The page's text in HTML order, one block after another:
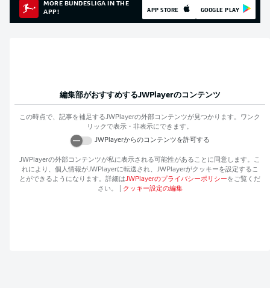
MORE BUNDESLIGA IN THE
APP!
APP STORE GOOGLE PLAY
編集部がおすすめするJWPlayerのコンテンツ
この時点で、記事を補足するJWPlayerの外部コンテンツが見つかります。ワンク
リックで表示・非表示にできます。
JWPlayerからのコンテンツを許可する
JWPlayerの外部コンテンツが私に表示される可能性があることに同意します。こ
れにより、個人情報がJWPlayerに転送され、 JWPlayerがクッキーを設定するこ
とができるようになります。詳細はJWPlayerのプライバシーポリシーをご覧くだ
さい。
クッキー設定の編集